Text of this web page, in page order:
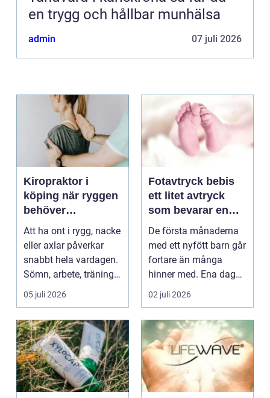
en trygg och hållbar munhälsa
admin 07 juli 2026
Kiropraktor i
köping när ryggen
behöver
professionell hjälp
Att ha ont i rygg, nacke
eller axlar påverkar
snabbt hela vardagen.
Sömn, arbete, träning
och humör ...
05 juli 2026
Fotavtryck bebis
ett litet avtryck
som bevarar en
stor stund
De första månaderna
med ett nyfött barn går
fortare än många
hinner med. Ena dagen
ryms hela foten i...
02 juli 2026